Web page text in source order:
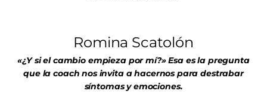
Romina Scatolón
«¿Y si el cambio empieza por mí?» Esa es la pregunta
que la coach nos invita a hacernos para destrabar
síntomas y emociones.